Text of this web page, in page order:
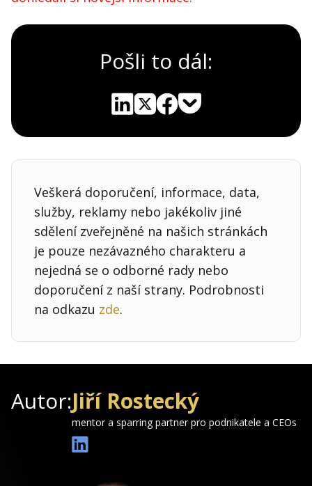
Pošli to dál:
Veškerá doporučení, informace, data,
služby, reklamy nebo jakékoliv jiné
sdělení zveřejněné na našich stránkách
je pouze nezávazného charakteru a
nejedná se o odborné rady nebo
doporučení z naší strany. Podrobnosti
na odkazu zde.
Autor:Jiří Rostecký
mentor a sparring partner pro podnikatele a CEOs